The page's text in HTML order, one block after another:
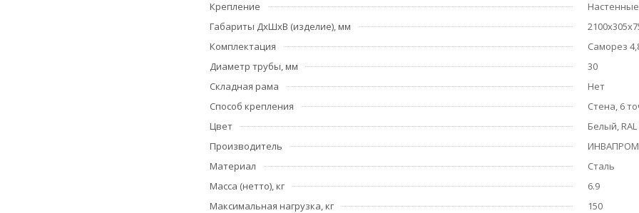
Крепление
Настенные
Габариты ДхШхВ (изделие), мм
Комплектация
Саморез
Диаметр трубы, мм
30
Складная рама
Нет
Способ крепления
Стена, 6
Цвет
Белый, RAL
Производитель
Материал
Сталь
Масса (нетто), кг
6.9
Максимальная нагрузка, кг
150